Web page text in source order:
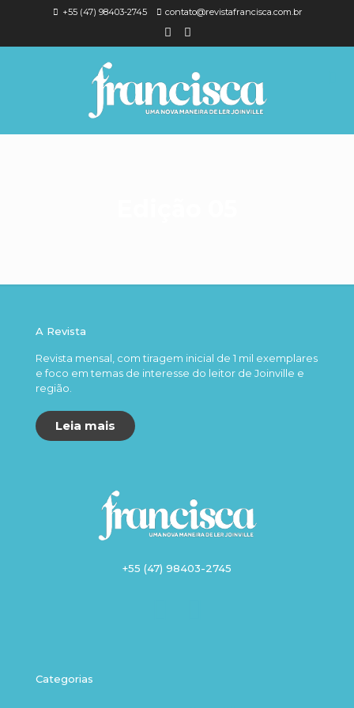
+55 (47) 98403-2745 contato@revistafrancisca.com.br
A Revista
Revista mensal, com tiragem inicial de 1 mil exemplares
e foco em temas de interesse do leitor de Joinville e
região.
Leia mais
+55 (47) 98403-2745
Categorias